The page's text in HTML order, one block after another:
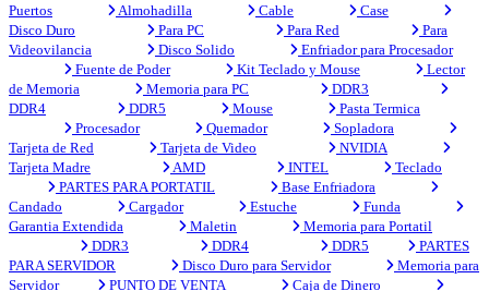
Puertos
Almohadilla Cable
Case
Disco Duro
Para PC Para Red
Para
Videovilancia
Disco Solido
Enfriador para Procesador
Fuente de Poder
Kit Teclado y Mouse
Lector
de Memoria
Memoria para PC
DDR3
DDR4
DDR5 Mouse
Pasta Termica
Procesador
Quemador
Sopladora
Tarjeta de Red
Tarjeta de Video
NVIDIA
Tarjeta Madre
AMD INTEL
Teclado
PARTES PARA PORTATIL
Base Enfriadora
Candado
Cargador Estuche
Funda
Garantia Extendida
Maletin
Memoria para Portatil
DDR3
DDR4 DDR5
PARTES
PARA SERVIDOR
Disco Duro para Servidor
Memoria para
Servidor
PUNTO DE VENTA Caja de Dinero